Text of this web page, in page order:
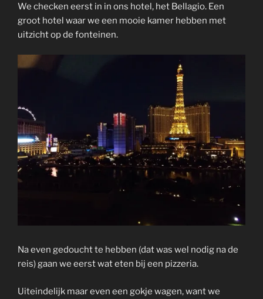
We checken eerst in in ons hotel, het Bellagio. Een
groot hotel waar we een mooie kamer hebben met
uitzicht op de fonteinen.
Na even gedoucht te hebben (dat was wel nodig na de
reis) gaan we eerst wat eten bij een pizzeria.
Uiteindelijk maar even een gokje wagen, want we